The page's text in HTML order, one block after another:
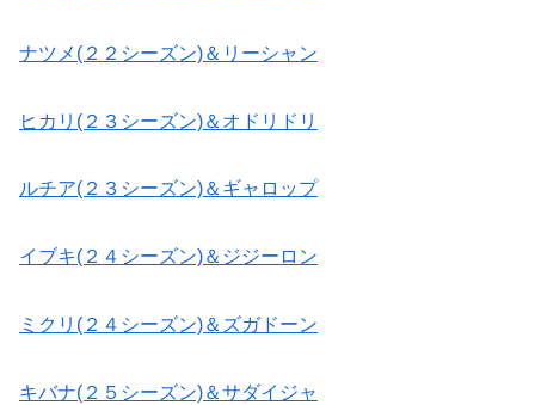
ナツメ(２２シーズン)＆リーシャン
ヒカリ(２３シーズン)＆オドリドリ
ルチア(２３シーズン)＆ギャロップ
イブキ(２４シーズン)＆ジジーロン
ミクリ(２４シーズン)＆ズガドーン
キバナ(２５シーズン)＆サダイジャ